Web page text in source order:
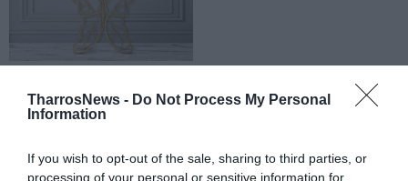
TharrosNews - Do Not Process My Personal
Information
If you wish to opt-out of the sale, sharing to third parties, or
processing of your personal or sensitive information for